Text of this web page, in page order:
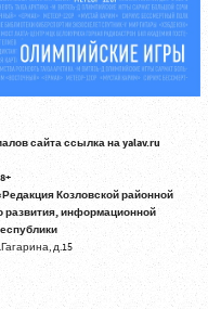
сайта ссылка на yalav.ru
Козловской районной
развития, информационной
д.15